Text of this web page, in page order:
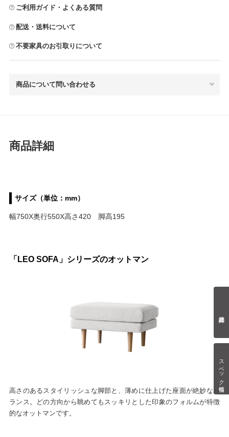
スペック情報
ご利用ガイド・よくある質問
配送・送料について
不要家具のお引取りについて
商品について問い合わせる
商品詳細
サイズ（単位：mm）
幅750X奥行550X高さ420 脚高195
「LEO SOFA」シリーズのオットマン
高さのあるスタイリッシュな脚部と、薄めに仕上げた座面が絶妙なバ
ランス。どの方向から眺めてもスッキリとした印象のフォルムが特徴
的なオットマンです。